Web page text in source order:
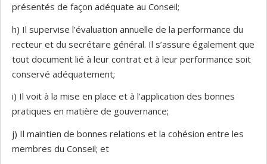
présentés de façon adéquate au Conseil;
h) Il supervise l’évaluation annuelle de la performance du
recteur et du secrétaire général. Il s’assure également que
tout document lié à leur contrat et à leur performance soit
conservé adéquatement;
i) Il voit à la mise en place et à l’application des bonnes
pratiques en matière de gouvernance;
j) Il maintien de bonnes relations et la cohésion entre les
membres du Conseil; et